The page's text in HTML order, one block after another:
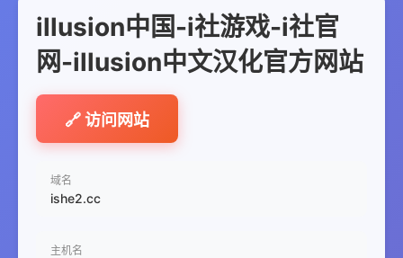
illusion中国-i社游戏-i社官
网-illusion中文汉化官方网站
🔗 访问网站
域名
ishe2.cc
主机名